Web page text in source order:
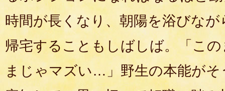
時間が長くなり、朝陽を浴びなが
帰宅することもしばしば。「この
まじゃマズい…」野生の本能がそ